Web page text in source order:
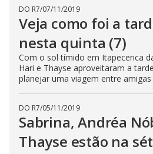
DO R7/07/11/2019
Veja como foi a
nesta quinta (7)
Com o sol tímido em Itapecerica
Hari e Thayse aproveitaram a
planejar uma viagem entre amigas
DO R7/05/11/2019
Sabrina, Andréa
Thayse estão na